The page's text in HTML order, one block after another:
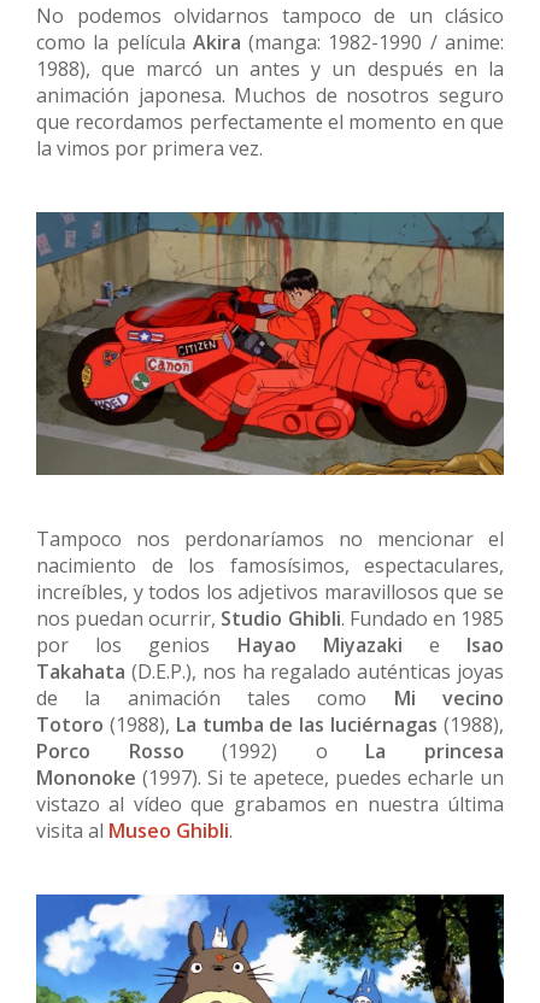
No podemos olvidarnos tampoco de un clásico
como la película Akira (manga: 1982-1990 / anime:
1988), que marcó un antes y un después en la
animación japonesa. Muchos de nosotros seguro
que recordamos perfectamente el momento en que
la vimos por primera vez.
Tampoco nos perdonaríamos no mencionar el
nacimiento de los famosísimos, espectaculares,
increíbles, y todos los adjetivos maravillosos que se
nos puedan ocurrir, Studio Ghibli. Fundado en 1985
por los genios Hayao Miyazaki e Isao
Takahata (D.E.P.), nos ha regalado auténticas joyas
de la animación tales como Mi vecino
Totoro (1988), La tumba de las luciérnagas(1988),
Porco Rosso (1992) o La princesa
Mononoke (1997). Si te apetece, puedes echarle un
vistazo al vídeo que grabamos en nuestra última
visita al Museo Ghibli.